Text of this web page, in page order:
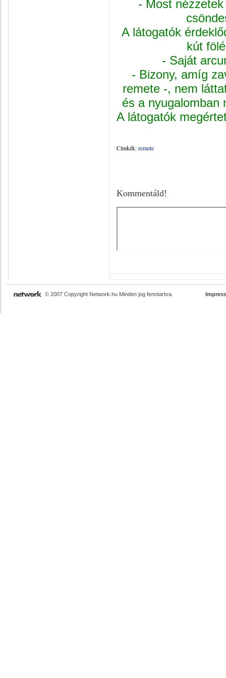
- Most
A látogatók
kút
- Saját
- Bizony, amíg
remete -, nem
és a nyugalomban
A látogatók
Címkék:remete
Kommentáld!
© 2007 Copyright Network.hu Minden jog fenntartva.